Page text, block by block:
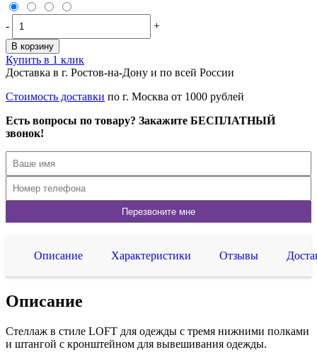
- +
В корзину
Купить в 1 клик
Доставка в г. Ростов-на-Дону и по всей России
Стоимость доставки по г. Москва от 1000 рублей
Есть вопросы по товару? Закажите БЕСПЛАТНЫЙ
звонок!
Описание Характеристики Отзывы
Описание
Стеллаж в стиле LOFT для одежды с тремя нижними полками
и штангой с кронштейном для вывешивания одежды.